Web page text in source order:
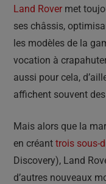
Land Rover met
ses châssis,
les modèles de la
vocation à
aussi pour cela,
affichent souvent
Mais alors que la
en créant trois sous-
Discovery), Land
d’autres nouveaux